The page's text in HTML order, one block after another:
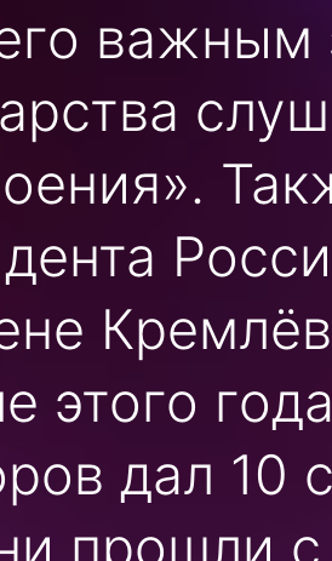
важным
этого
дал 10
прошли